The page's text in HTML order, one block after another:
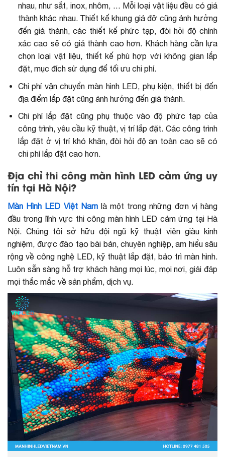
nhau, như sắt, inox, nhôm, … Mỗi loại vật liệu đều có giá
thành khác nhau. Thiết kế khung giá đỡ cũng ảnh hưởng
đến giá thành, các thiết kế phức tạp, đòi hỏi độ chính
xác cao sẽ có giá thành cao hơn. Khách hàng cần lựa
chọn loại vật liệu, thiết kế phù hợp với không gian lắp
đặt, mục đích sử dụng để tối ưu chi phí.
Chi phí vận chuyển màn hình LED, phụ kiện, thiết bị đến
địa điểm lắp đặt cũng ảnh hưởng đến giá thành.
Chi phí lắp đặt cũng phụ thuộc vào độ phức tạp của
công trình, yêu cầu kỹ thuật, vị trí lắp đặt. Các công trình
lắp đặt ở vị trí khó khăn, đòi hỏi độ an toàn cao sẽ có
chi phí lắp đặt cao hơn.
Địa chỉ thi công màn hình LED cảm ứng uy
tín tại Hà Nội?
Màn Hình LED Việt Namlà một trong những đơn vị hàng
đầu trong lĩnh vực thi công màn hình LED cảm ứng tại Hà
Nội. Chúng tôi sở hữu đội ngũ kỹ thuật viên giàu kinh
nghiệm, được đào tạo bài bản, chuyên nghiệp, am hiểu sâu
rộng về công nghệ LED, kỹ thuật lắp đặt, bảo trì màn hình.
Luôn sẵn sàng hỗ trợ khách hàng mọi lúc, mọi nơi, giải đáp
mọi thắc mắc về sản phẩm, dịch vụ.